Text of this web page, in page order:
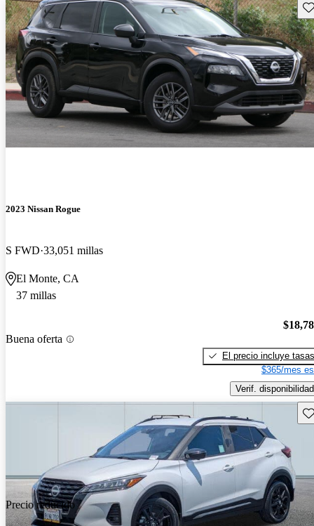
2023 Nissan Rogue
S FWD 33,051 millas
El Monte, CA
37 millas
Buena oferta
El precio incluye tasas
$365/mes
Verif. disponibilidad
Precio reducido